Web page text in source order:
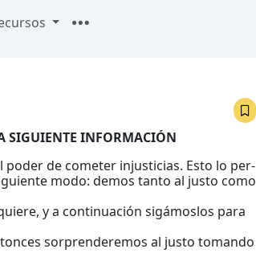
SIGUIENTE INFORMACIÓN
de cometer injusticias. Esto lo per-
modo: demos tanto al justo como
y a continuación sigámoslos para
sorprenderemos al justo tomando